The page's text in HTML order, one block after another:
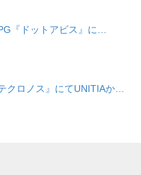
『ドットアビス』に…
クロノス』にてUNITIAか…